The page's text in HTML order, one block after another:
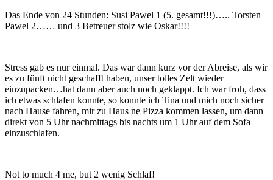
Das Ende von 24 Stunden: Susi Pawel 1 (5. gesamt!!!)….. Torsten
Pawel 2…… und 3 Betreuer stolz wie Oskar!!!!
Stress gab es nur einmal. Das war dann kurz vor der Abreise, als wir
es zu fünft nicht geschafft haben, unser tolles Zelt wieder
einzupacken…hat dann aber auch noch geklappt. Ich war froh, dass
ich etwas schlafen konnte, so konnte ich Tina und mich noch sicher
nach Hause fahren, mir zu Haus ne Pizza kommen lassen, um dann
direkt von 5 Uhr nachmittags bis nachts um 1 Uhr auf dem Sofa
einzuschlafen.
Not to much 4 me, but 2 wenig Schlaf!